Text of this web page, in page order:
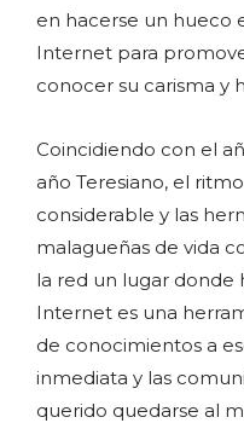
en hacerse un hueco
Internet para
conocer su carisma y
Coincidiendo con el
año Teresiano, el
considerable y las
malagueñas de vida
la red un lugar donde
Internet es una
de conocimientos a
inmediata y las
querido quedarse al